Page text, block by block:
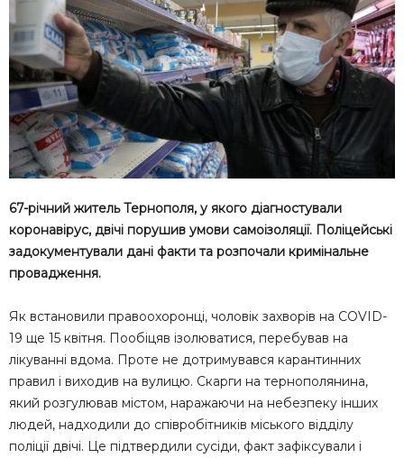
67-річний житель Тернополя, у якого діагностували
коронавірус, двічі порушив умови самоізоляції. Поліцейські
задокументували дані факти та розпочали кримінальне
провадження.
Як встановили правоохоронці, чоловік захворів на COVID-
19 ще 15 квітня. Пообіцяв ізолюватися, перебував на
лікуванні вдома. Проте не дотримувався карантинних
правил і виходив на вулицю. Скарги на тернополянина,
який розгулював містом, наражаючи на небезпеку інших
людей, надходили до співробітників міського відділу
поліції двічі. Це підтвердили сусіди, факт зафіксували і